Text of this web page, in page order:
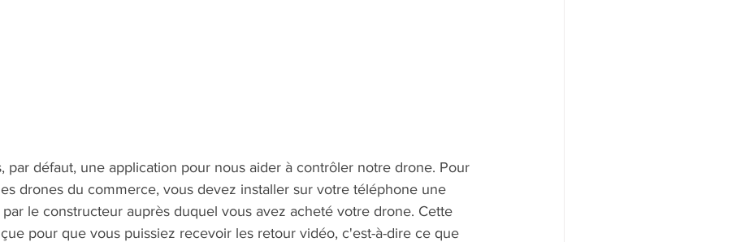
par défaut, une application pour nous aider à contrôler notre drone. Pour
drones du commerce, vous devez installer sur votre téléphone une
le constructeur auprès duquel vous avez acheté votre drone. Cette
pour que vous puissiez recevoir les retour vidéo, c'est-à-dire ce que